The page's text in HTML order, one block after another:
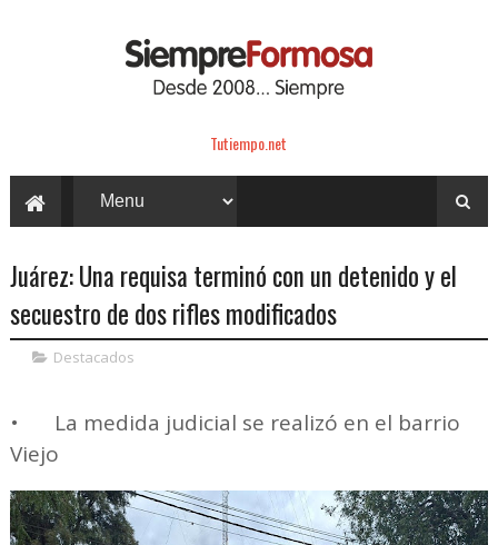
Tutiempo.net
Juárez: Una requisa terminó con un detenido y el
secuestro de dos rifles modificados
Destacados
•
La medida judicial se realizó en el barrio
Viejo